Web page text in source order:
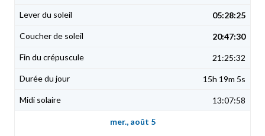
05:28:25
20:47:30
21:25:32
15h 19m 5s
13:07:58
mer., août 5